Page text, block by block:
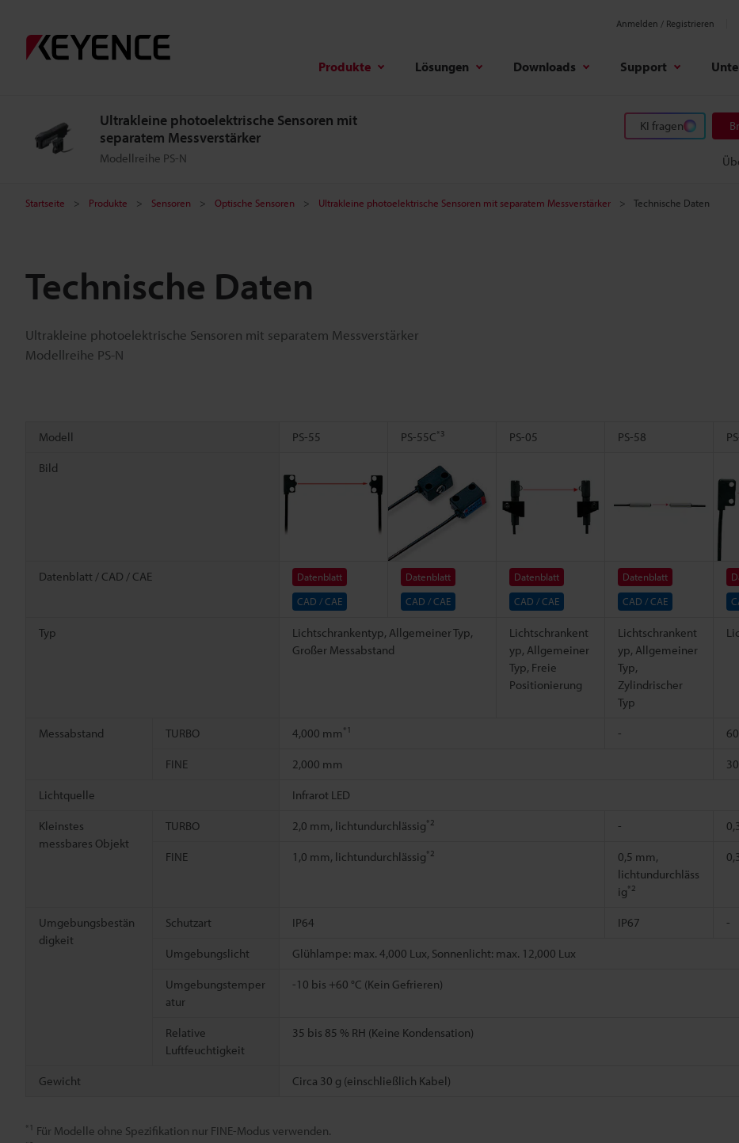
Anmelden / Registrieren
Produkte Lösungen Downloads Support
Ultrakleine photoelektrische Sensoren mit
separatem Messverstärker
Modellreihe PS-N
KI fragen
Startseite Produkte Sensoren Optische Sensoren Ultrakleine photoelektrische Sensoren mit separatem Messverstärker Technische Daten
Technische Daten
Ultrakleine photoelektrische Sensoren mit separatem Messverstärker
Modellreihe PS-N
Modell PS-55 PS-55C*3 PS-05 PS-58
Bild
Datenblatt / CAD / CAE
Datenblatt
CAD / CAE
Datenblatt
CAD / CAE
Datenblatt
CAD / CAE
Datenblatt
CAD / CAE
Typ
Lichtschrankentyp, Allgemeiner Typ,
Großer Messabstand
Lichtschrankent
yp, Allgemeiner
Typ, Freie
Positionierung
Lichtschrankent
yp, Allgemeiner
Typ,
Zylindrischer
Typ
Messabstand TURBO 4,000 mm *1 -
FINE 2,000 mm
Lichtquelle Infrarot LED
Kleinstes
messbares Objekt
TURBO 2,0 mm, lichtundurchlässig*2 -
FINE 1,0 mm, lichtundurchlässig*2
0,5 mm,
lichtundurchläss
ig*2
Umgebungsbestän
digkeit
Schutzart IP64 IP67 -
Umgebungslicht Glühlampe: max. 4,000 Lux, Sonnenlicht: max. 12,000 Lux
Umgebungstemper
atur
-10 bis +60 °C (Kein Gefrieren)
Relative
Luftfeuchtigkeit
35 bis 85 % RH (Keine Kondensation)
Gewicht Circa 30 g (einschließlich Kabel)
*1 Für Modelle ohne Spezifikation nur FINE-Modus verwenden.